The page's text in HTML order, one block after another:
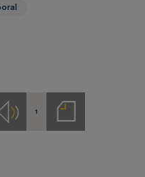
Audios1
Notas
de